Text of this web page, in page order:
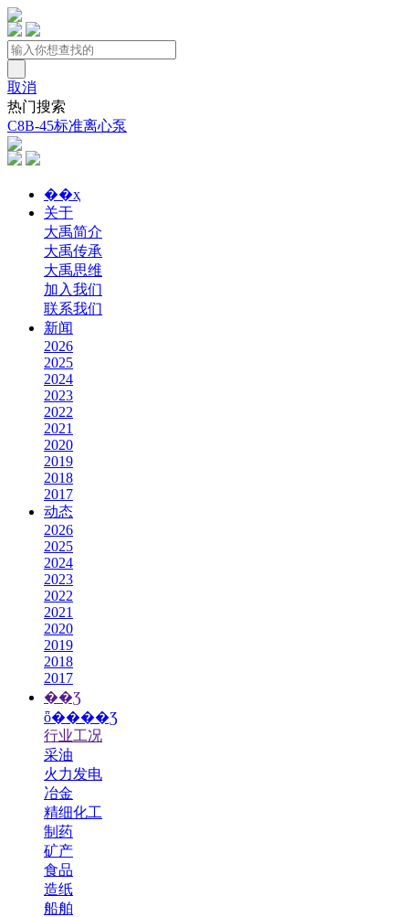
取消
热门搜索
C8B-45标准离心泵
��ҳ
关于
大禹简介
大禹传承
大禹思维
加入我们
联系我们
新闻
2026
2025
2024
2023
2022
2021
2020
2019
2018
2017
动态
2026
2025
2024
2023
2022
2021
2020
2019
2018
2017
��Ʒ
ȫ����Ʒ
行业工况
采油
火力发电
冶金
精细化工
制药
矿产
食品
造纸
船舶